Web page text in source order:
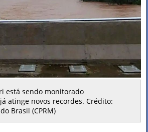
está sendo monitorado
atinge novos recordes. Crédito:
Brasil (CPRM)